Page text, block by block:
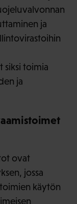
ja
siksi toimia
ja
ovat
jossa
käytön